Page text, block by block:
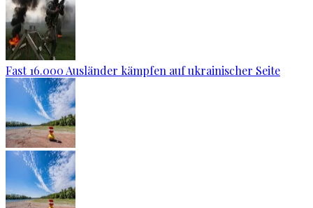
Fast 16.000 Ausländer kämpfen auf ukrainischer Seite